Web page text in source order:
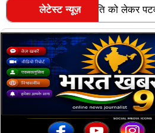
लेटेस्ट न्यूज़
वेतन विसंगति को लेकर पटवारियों ने
RECENT POSTS